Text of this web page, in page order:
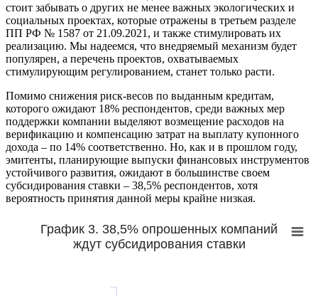
стоит забывать о других не менее важных экологических и
социальных проектах, которые отражены в третьем разделе
ПП РФ № 1587 от 21.09.2021, и также стимулировать их
реализацию. Мы надеемся, что внедряемый механизм будет
популярен, а перечень проектов, охватываемых
стимулирующим регулированием, станет только расти.
Помимо снижения риск-весов по выданным кредитам,
которого ожидают 18% респондентов, среди важных мер
поддержки компании выделяют возмещение расходов на
верификацию и компенсацию затрат на выплату купонного
дохода – по 14% соответственно. Но, как и в прошлом году,
эмитенты, планирующие выпуски финансовых инструментов
устойчивого развития, ожидают в большинстве своем
субсидирования ставки – 38,5% респондентов, хотя
вероятность принятия данной меры крайне низкая.
График 3. 38,5% опрошенных компаний
ждут субсидирования ставки